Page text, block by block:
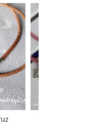
Gargantilla